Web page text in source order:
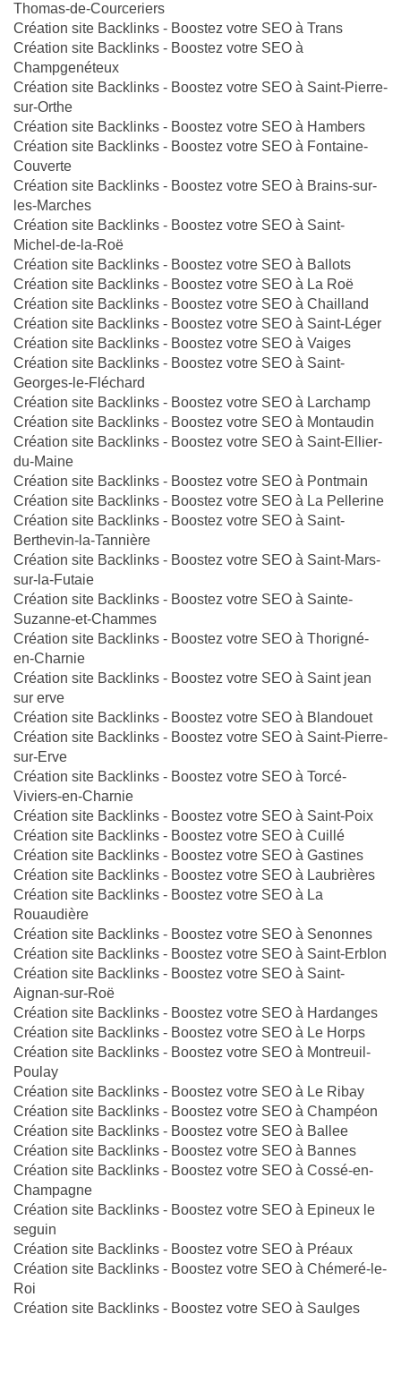
Thomas-de-Courceriers
Création site Backlinks - Boostez votre SEO à Trans
Création site Backlinks - Boostez votre SEO à
Champgenéteux
Création site Backlinks - Boostez votre SEO à Saint-Pierre-
sur-Orthe
Création site Backlinks - Boostez votre SEO à Hambers
Création site Backlinks - Boostez votre SEO à Fontaine-
Couverte
Création site Backlinks - Boostez votre SEO à Brains-sur-
les-Marches
Création site Backlinks - Boostez votre SEO à Saint-
Michel-de-la-Roë
Création site Backlinks - Boostez votre SEO à Ballots
Création site Backlinks - Boostez votre SEO à La Roë
Création site Backlinks - Boostez votre SEO à Chailland
Création site Backlinks - Boostez votre SEO à Saint-Léger
Création site Backlinks - Boostez votre SEO à Vaiges
Création site Backlinks - Boostez votre SEO à Saint-
Georges-le-Fléchard
Création site Backlinks - Boostez votre SEO à Larchamp
Création site Backlinks - Boostez votre SEO à Montaudin
Création site Backlinks - Boostez votre SEO à Saint-Ellier-
du-Maine
Création site Backlinks - Boostez votre SEO à Pontmain
Création site Backlinks - Boostez votre SEO à La Pellerine
Création site Backlinks - Boostez votre SEO à Saint-
Berthevin-la-Tannière
Création site Backlinks - Boostez votre SEO à Saint-Mars-
sur-la-Futaie
Création site Backlinks - Boostez votre SEO à Sainte-
Suzanne-et-Chammes
Création site Backlinks - Boostez votre SEO à Thorigné-
en-Charnie
Création site Backlinks - Boostez votre SEO à Saint jean
sur erve
Création site Backlinks - Boostez votre SEO à Blandouet
Création site Backlinks - Boostez votre SEO à Saint-Pierre-
sur-Erve
Création site Backlinks - Boostez votre SEO à Torcé-
Viviers-en-Charnie
Création site Backlinks - Boostez votre SEO à Saint-Poix
Création site Backlinks - Boostez votre SEO à Cuillé
Création site Backlinks - Boostez votre SEO à Gastines
Création site Backlinks - Boostez votre SEO à Laubrières
Création site Backlinks - Boostez votre SEO à La
Rouaudière
Création site Backlinks - Boostez votre SEO à Senonnes
Création site Backlinks - Boostez votre SEO à Saint-Erblon
Création site Backlinks - Boostez votre SEO à Saint-
Aignan-sur-Roë
Création site Backlinks - Boostez votre SEO à Hardanges
Création site Backlinks - Boostez votre SEO à Le Horps
Création site Backlinks - Boostez votre SEO à Montreuil-
Poulay
Création site Backlinks - Boostez votre SEO à Le Ribay
Création site Backlinks - Boostez votre SEO à Champéon
Création site Backlinks - Boostez votre SEO à Ballee
Création site Backlinks - Boostez votre SEO à Bannes
Création site Backlinks - Boostez votre SEO à Cossé-en-
Champagne
Création site Backlinks - Boostez votre SEO à Epineux le
seguin
Création site Backlinks - Boostez votre SEO à Préaux
Création site Backlinks - Boostez votre SEO à Chémeré-le-
Roi
Création site Backlinks - Boostez votre SEO à Saulges